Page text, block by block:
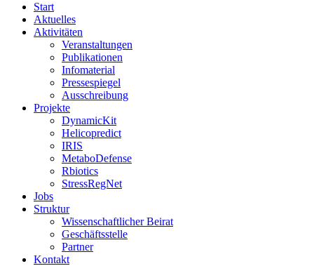
Start
Aktuelles
Aktivitäten
Veranstaltungen
Publikationen
Infomaterial
Pressespiegel
Ausschreibung
Projekte
DynamicKit
Helicopredict
IRIS
MetaboDefense
Rbiotics
StressRegNet
Jobs
Struktur
Wissenschaftlicher Beirat
Geschäftsstelle
Partner
Kontakt